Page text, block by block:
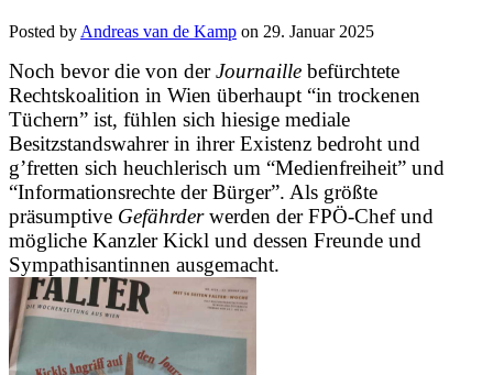
Posted by Andreas van de Kamp on 29. Januar 2025
Noch bevor die von derJournaille befürchtete
Rechtskoalition in Wien überhaupt “in trockenen
Tüchern” ist, fühlen sich hiesige mediale
Besitzstandswahrer in ihrer Existenz bedroht und
g’fretten sich heuchlerisch um “Medienfreiheit” und
“Informationsrechte der Bürger”. Als größte
präsumptive Gefährderwerden der FPÖ-Chef und
mögliche Kanzler Kickl und dessen Freunde und
Sympathisantinnen ausgemacht.